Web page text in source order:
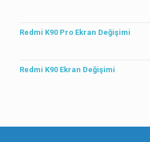
Redmi K90 Pro Ekran Değişimi
Redmi K90 Ekran Değişimi